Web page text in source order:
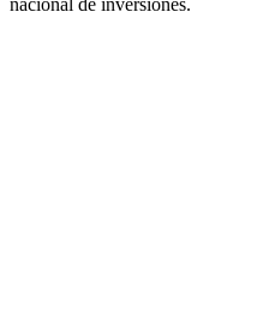
nacional de inversiones.